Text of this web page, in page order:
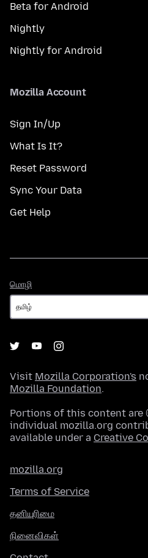
Beta for Android
Nightly
Nightly for Android
Mozilla Account
Sign In/Up
What Is It?
Reset Password
Sync Your Data
Get Help
மொழி
Visit Mozilla Corporation's
Mozilla Foundation.
Portions of this content are
individual mozilla.org
available under a Creative
mozilla.org
Terms of Service
தனியுரிமை
நினைவிகள்